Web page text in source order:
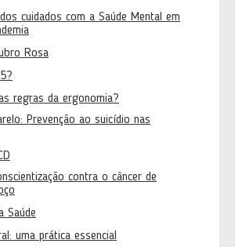
cuidados com a Saúde Mental em
Rosa
regras da ergonomia?
Prevenção ao suicídio nas
contra o câncer de
Saúde
uma prática essencial